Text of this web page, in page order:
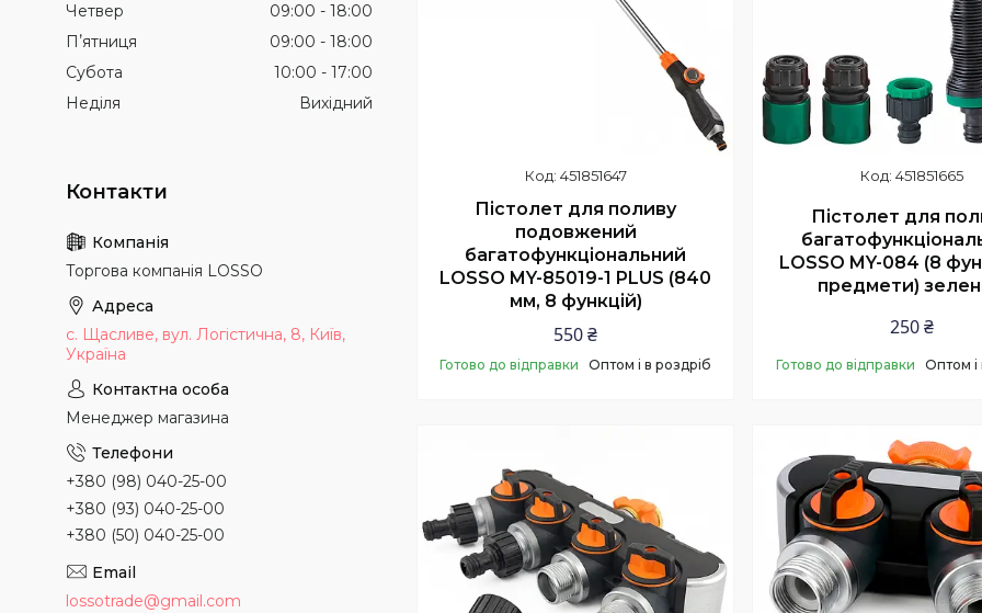
451851647
Пістолет для поливу
подовжений
багатофункціональний
LOSSO MY-85019-1 PLUS (840
мм, 8 функцій)
550 ₴
Готово до відправки Оптом і в роздріб
451851665
Пістолет для
LOSSO MY-084 (8
предмети)
250 ₴
Готово до відправки Оптом і
Четвер
09:00
18:00
Пʼятниця
09:00
18:00
Субота
10:00
17:00
Неділя
Вихідний
Торгова компанія LOSSO
с. Щасливе, вул. Логістична, 8, Київ,
Україна
Менеджер магазина
+380 (98) 040-25-00
+380 (93) 040-25-00
+380 (50) 040-25-00
lossotrade@gmail.com